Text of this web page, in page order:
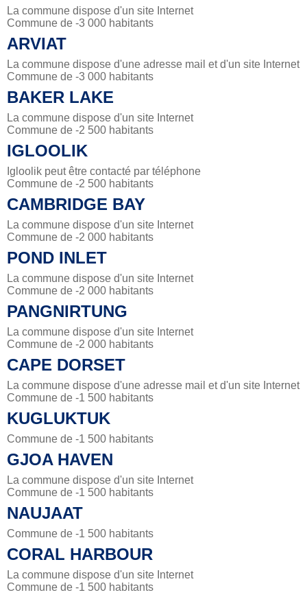
La commune dispose d'un site Internet
Commune de -3 000 habitants
ARVIAT
La commune dispose d'une adresse mail et d'un site Internet
Commune de -3 000 habitants
BAKER LAKE
La commune dispose d'un site Internet
Commune de -2 500 habitants
IGLOOLIK
Igloolik peut être contacté par téléphone
Commune de -2 500 habitants
CAMBRIDGE BAY
La commune dispose d'un site Internet
Commune de -2 000 habitants
POND INLET
La commune dispose d'un site Internet
Commune de -2 000 habitants
PANGNIRTUNG
La commune dispose d'un site Internet
Commune de -2 000 habitants
CAPE DORSET
La commune dispose d'une adresse mail et d'un site Internet
Commune de -1 500 habitants
KUGLUKTUK
Commune de -1 500 habitants
GJOA HAVEN
La commune dispose d'un site Internet
Commune de -1 500 habitants
NAUJAAT
Commune de -1 500 habitants
CORAL HARBOUR
La commune dispose d'un site Internet
Commune de -1 500 habitants